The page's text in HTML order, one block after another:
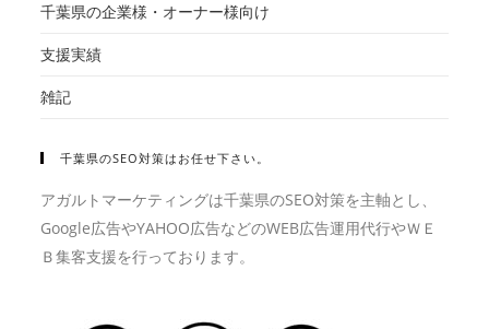
千葉県の企業様・オーナー様向け
支援実績
雑記
千葉県のSEO対策はお任せ下さい。
アガルトマーケティングは千葉県のSEO対策を主軸とし、
Google広告やYAHOO広告などのWEB広告運用代行やＷＥ
Ｂ集客支援を行っております。